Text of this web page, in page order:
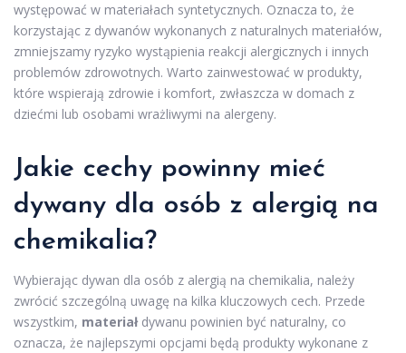
występować w materiałach syntetycznych. Oznacza to, że
korzystając z dywanów wykonanych z naturalnych materiałów,
zmniejszamy ryzyko wystąpienia reakcji alergicznych i innych
problemów zdrowotnych. Warto zainwestować w produkty,
które wspierają zdrowie i komfort, zwłaszcza w domach z
dziećmi lub osobami wrażliwymi na alergeny.
Jakie cechy powinny mieć
dywany dla osób z alergią na
chemikalia?
Wybierając dywan dla osób z alergią na chemikalia, należy
zwrócić szczególną uwagę na kilka kluczowych cech. Przede
wszystkim, materiałdywanu powinien być naturalny, co
oznacza, że najlepszymi opcjami będą produkty wykonane z